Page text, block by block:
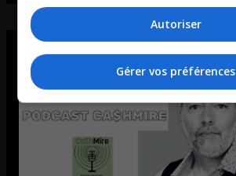
Autoriser
Gérer vos préférences